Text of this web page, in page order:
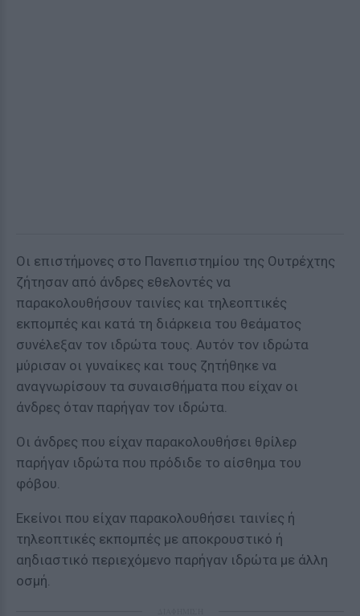
Οι επιστήμονες στο Πανεπιστημίου της Ουτρέχτης
ζήτησαν από άνδρες εθελοντές να
παρακολουθήσουν ταινίες και τηλεοπτικές
εκπομπές και κατά τη διάρκεια του θεάματος
συνέλεξαν τον ιδρώτα τους. Αυτόν τον ιδρώτα
μύρισαν οι γυναίκες και τους ζητήθηκε να
αναγνωρίσουν τα συναισθήματα που είχαν οι
άνδρες όταν παρήγαν τον ιδρώτα.
Οι άνδρες που είχαν παρακολουθήσει θρίλερ
παρήγαν ιδρώτα που πρόδιδε το αίσθημα του
φόβου.
Εκείνοι που είχαν παρακολουθήσει ταινίες ή
τηλεοπτικές εκπομπές με αποκρουστικό ή
αηδιαστικό περιεχόμενο παρήγαν ιδρώτα με άλλη
οσμή.